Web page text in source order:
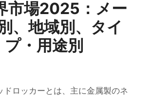
市場2025：メー
、地域別、タイ
プ・用途別
ドロッカーとは、主に金属製のネ